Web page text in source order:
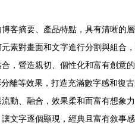
客摘要、產品特點，具有清晰的
素對畫面和文字進行分割與組合
，營造親切、個性化和富有創意的
離等效果，打造充滿數字感和復
動、融合，效果柔和而富有想象力
文字逐個顯現，經典且富有敘事感